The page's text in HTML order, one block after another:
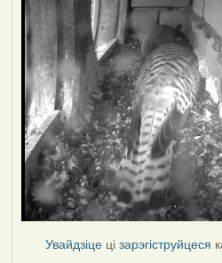
Увайдзіце цізарэгіструйцеся